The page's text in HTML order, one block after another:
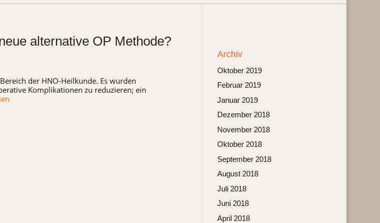
alternative OP Methode?
der HNO-Heilkunde. Es wurden
Komplikationen zu reduzieren; ein
Archiv
Oktober 2019
Februar 2019
Januar 2019
Dezember 2018
November 2018
Oktober 2018
September 2018
August 2018
Juli 2018
Juni 2018
April 2018